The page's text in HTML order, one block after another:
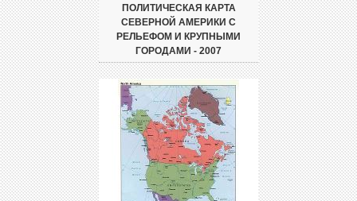
ПОЛИТИЧЕСКАЯ КАРТА
СЕВЕРНОЙ АМЕРИКИ С
РЕЛЬЕФОМ И КРУПНЫМИ
ГОРОДАМИ - 2007